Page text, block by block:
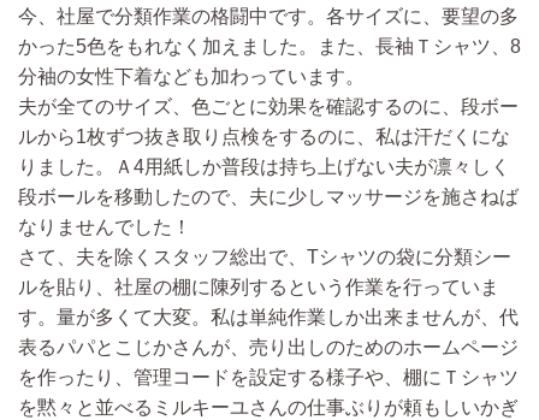
今、社屋で分類作業の格闘中です。各サイズに、要望の多
かった5色をもれなく加えました。また、長袖Ｔシャツ、8
分袖の女性下着なども加わっています。
夫が全てのサイズ、色ごとに効果を確認するのに、段ボー
ルから1枚ずつ抜き取り点検をするのに、私は汗だくにな
りました。Ａ4用紙しか普段は持ち上げない夫が凛々しく
段ボールを移動したので、夫に少しマッサージを施さねば
なりませんでした！
さて、夫を除くスタッフ総出で、Tシャツの袋に分類シー
ルを貼り、社屋の棚に陳列するという作業を行っていま
す。量が多くて大変。私は単純作業しか出来ませんが、代
表るパパとこじかさんが、売り出しのためのホームページ
を作ったり、管理コードを設定する様子や、棚にＴシャツ
を黙々と並べるミルキーユさんの仕事ぶりが頼もしいかぎ